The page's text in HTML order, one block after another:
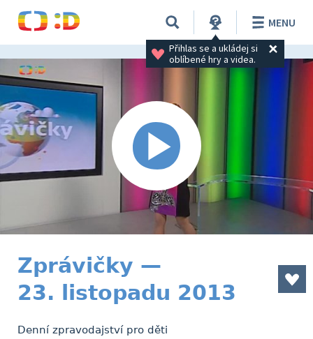
Přihlas se a ukládej si
oblíbené hry a videa.
MENU
Zprávičky —
23. listopadu 2013
Denní zpravodajství pro děti